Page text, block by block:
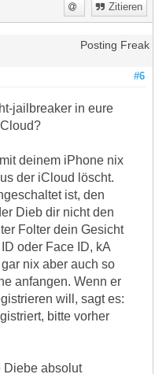
Zitieren
Posting Freak
#6
jailbreaker in eure
deinem iPhone nix
der iCloud löscht.
ist, den
Dieb dir nicht den
Folter dein Gesicht
oder Face ID, kA
nix aber auch so
anfangen. Wenn er
will, sagt es:
bitte vorher
Diebe absolut